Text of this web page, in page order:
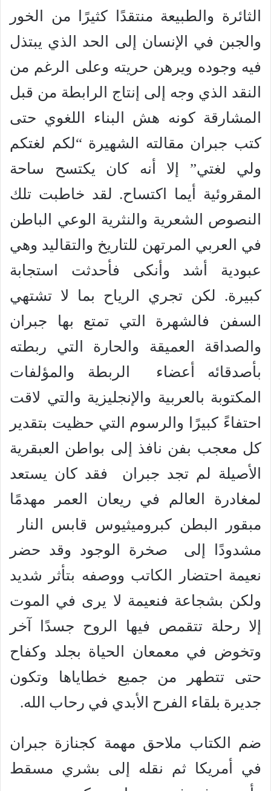
الثائرة والطبيعة منتقدًا كثيرًا من الخور
والجبن في الإنسان إلى الحد الذي يبتذل
فيه وجوده ويرهن حريته وعلى الرغم من
النقد الذي وجه إلى إنتاج الرابطة من قبل
المشارقة كونه هش البناء اللغوي حتى
كتب جبران مقالته الشهيرة “لكم لغتكم
ولي لغتي” إلا أنه كان يكتسح ساحة
المقروئية أيما اكتساح. لقد خاطبت تلك
النصوص الشعرية والنثرية الوعي الباطن
في العربي المرتهن للتاريخ والتقاليد وهي
عبودية أشد وأنكى فأحدثت استجابة
كبيرة. لكن تجري الرياح بما لا تشتهي
السفن فالشهرة التي تمتع بها جبران
والصداقة العميقة والحارة التي ربطته
بأصدقائه أعضاء الربطة والمؤلفات
المكتوبة بالعربية والإنجليزية والتي لاقت
احتفاءً كبيرًا والرسوم التي حظيت بتقدير
كل معجب بفن نافذ إلى بواطن العبقرية
الأصيلة لم تجد جبران فقد كان يستعد
لمغادرة العالم في ريعان العمر مهدمًا
مبقور البطن كبروميثيوس قابس النار
مشدودًا إلى صخرة الوجود وقد حضر
نعيمة احتضار الكاتب ووصفه بتأثر شديد
ولكن بشجاعة فنعيمة لا يرى في الموت
إلا رحلة تتقمص فيها الروح جسدًا آخر
وتخوض في معمعان الحياة بجلد وكفاح
حتى تتطهر من جميع خطاياها وتكون
جديرة بلقاء الفرح الأبدي في رحاب الله.
ضم الكتاب ملاحق مهمة كجنازة جبران
في أمريكا ثم نقله إلى بشري مسقط